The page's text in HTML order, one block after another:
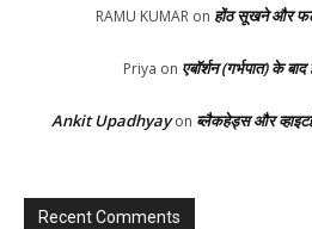
RAMU KUMAR on होंठ सूखने और
Priya on एबॉर्शन (गर्भपात) के बाद
Ankit Upadhyayon ब्लैकहेड्स और
Recent Comments